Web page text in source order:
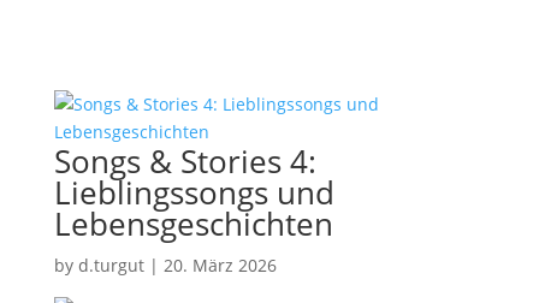
Songs & Stories 4:
Lieblingssongs und
Lebensgeschichten
by d.turgut| 20. März 2026